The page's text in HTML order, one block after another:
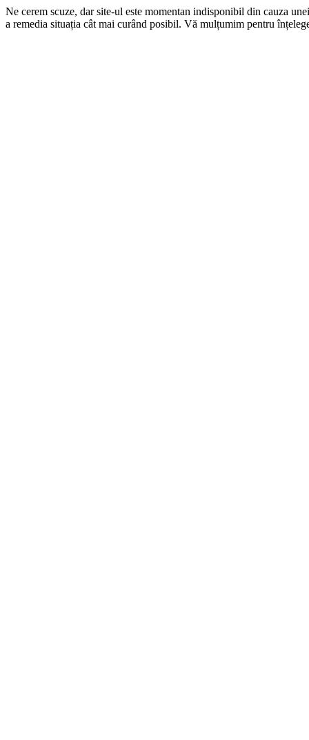
Ne cerem scuze, dar site-ul este momentan indisponibil din cauza
a remedia situația cât mai curând posibil. Vă mulțumim pentru